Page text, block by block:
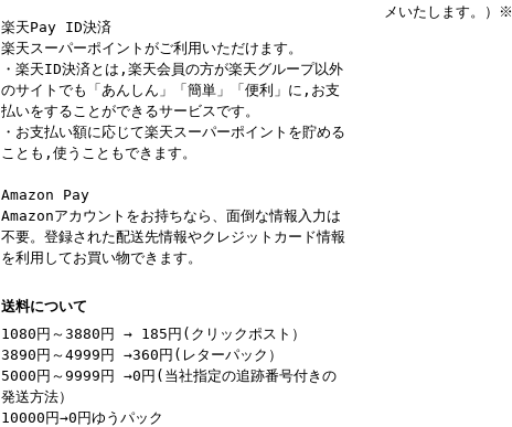
楽天Pay ID決済
楽天スーパーポイントがご利用いただけます。
・楽天ID決済とは,楽天会員の方が楽天グループ以外
のサイトでも「あんしん」「簡単」「便利」に,お支
払いをすることができるサービスです。
・お支払い額に応じて楽天スーパーポイントを貯める
ことも,使うこともできます。
Amazon Pay
Amazonアカウントをお持ちなら、面倒な情報入力は
不要。登録された配送先情報やクレジットカード情報
を利用してお買い物できます。
送料について
1080円～3880円 → 185円(クリックポスト）
3890円～4999円 →360円(レターパック）
5000円～9999円 →0円(当社指定の追跡番号付きの
発送方法）
10000円→0円ゆうパック
メいたします。）※